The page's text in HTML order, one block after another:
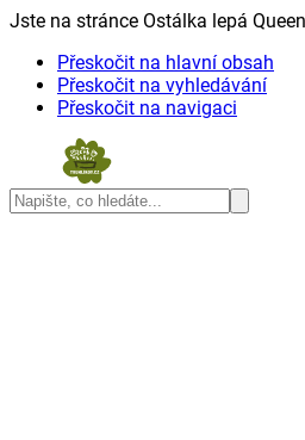
Jste na stránce Ostálka lepá
Přeskočit na hlavní obsah
Přeskočit na vyhledávání
Přeskočit na navigaci